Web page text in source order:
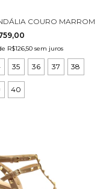
CECCONELLO 3031001-2
COURO MARROM
R$126,50 sem juros
35 36 37 38
40